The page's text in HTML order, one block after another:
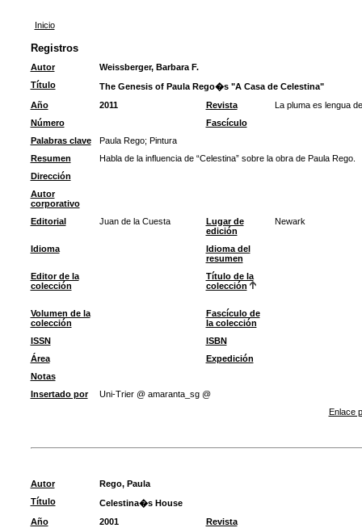
Inicio
Registros
Autor
Weissberger, Barbara F.
Título
The Genesis of Paula Rego�s "A Casa de Celestina"
Año
2011 Revista
La pluma es lengua
Número
Fascículo
Palabras clave
Paula Rego; Pintura
Resumen
Habla de la influencia de “Celestina” sobre la obra de Paula Rego.
Dirección
Autor
corporativo
Editorial
Juan de la Cuesta
Lugar de
edición
Newark
Idioma
Idioma del
resumen
Editor de la
colección
Título de la
colección
Volumen de la
colección
Fascículo de
la colección
ISSN
ISBN
Área
Expedición
Notas
Insertado por
Uni-Trier @ amaranta_sg @
Enlace
Autor
Rego, Paula
Título
Celestina�s House
Año
2001
Revista